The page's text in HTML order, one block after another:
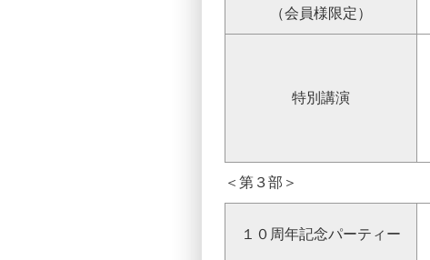
（会員様限定）
特別講演
＜第３部＞
１０周年記念パーティー